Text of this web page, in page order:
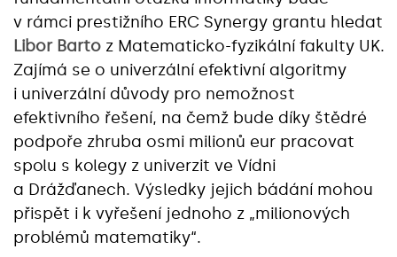
v rámci prestižního ERC Synergy grantu hledat
Libor Barto z Matematicko-fyzikální fakulty UK.
Zajímá se o univerzální efektivní algoritmy
i univerzální důvody pro nemožnost
efektivního řešení, na čemž bude díky štědré
podpoře zhruba osmi milionů eur pracovat
spolu s kolegy z univerzit ve Vídni
a Drážďanech. Výsledky jejich bádání mohou
přispět i k vyřešení jednoho z „milionových
problémů matematiky“.